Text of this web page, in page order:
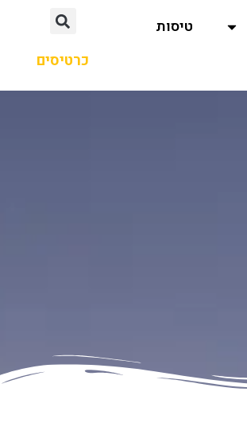
טיסות
כרטיסים